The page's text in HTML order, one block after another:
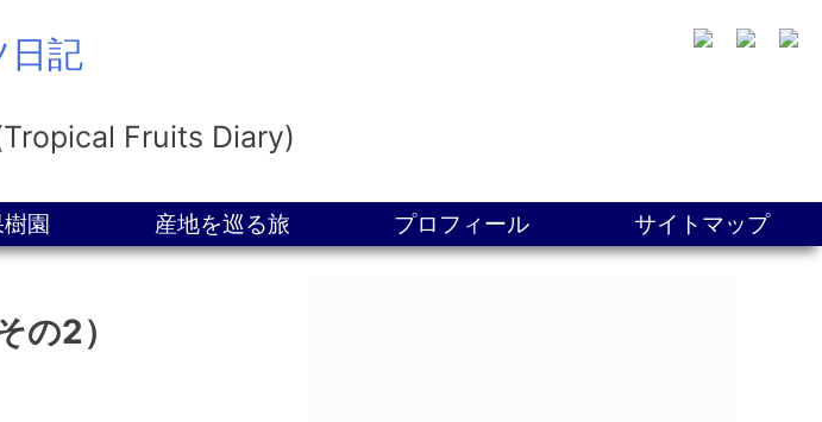
日記
Fruits Diary)
園 産地を巡る旅 プロフィール サイトマップ
の2）